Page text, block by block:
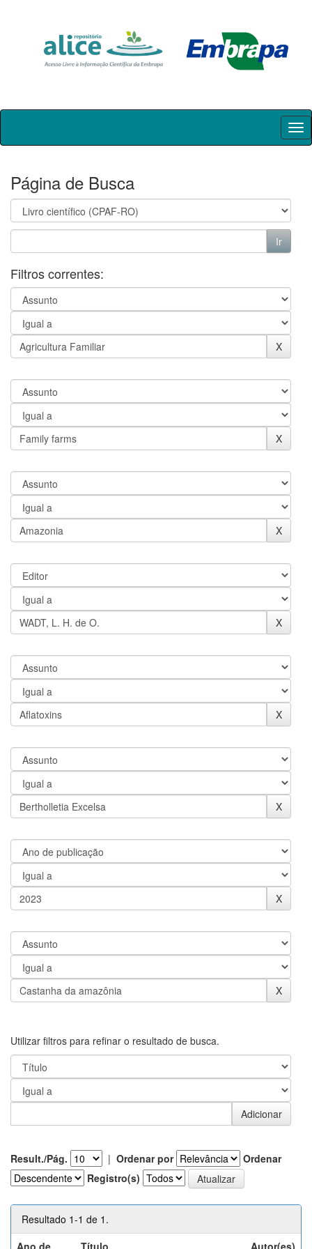
Skip
Página de Busca
Filtros correntes:
Utilizar filtros para refinar o resultado de busca.
Result./Pág. | Ordenar por
Ordenar
Registro(s)
Resultado 1-1 de 1.
Ano de
Título Autor(es)